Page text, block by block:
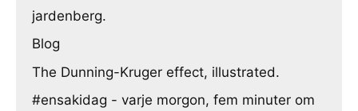
jardenberg.
Blog
The Dunning-Kruger effect, illustrated.
#ensakidag - varje morgon, fem minuter om